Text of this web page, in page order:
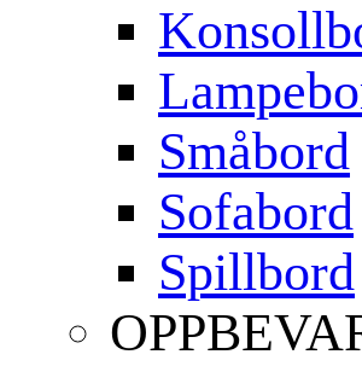
Småbord
Sofabord
Spillbord